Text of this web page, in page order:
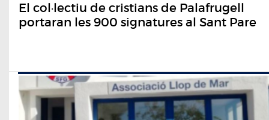
El col·lectiu de cristians de Palafrugell
portaran les 900 signatures al Sant Pare